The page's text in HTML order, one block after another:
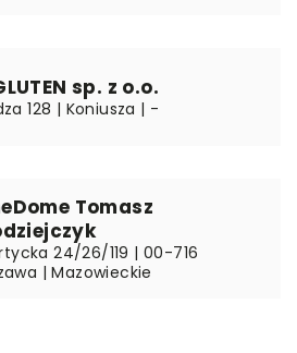
sp. z o.o.
128 | Koniusza | -
Tomasz
24/26/119 | 00-716
| Mazowieckie